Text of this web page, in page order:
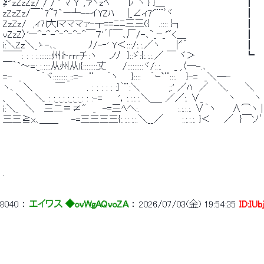
㌢zZzZz/ / / '´ﾏ Y´,ァヾzﾍ　 　 ﾚ^ヽ } }＿　　　　　　　　　 　 　 ┃　　　　
zZzZz/￣｀7~7`ー┴--イYZﾊ　　|_∠ィ7'¨¨ﾞヾ　　　　　　　　　　　 ┃
ZzZz/　,ィ7l大lマママァ-┬==ﾆﾆ三三({　 .:::: }┐　　　　　　　　　  ┃　　　　
vZzZ〉'ー^-^-^‐^‐^‐^￣７'´「￣､厂/-､`_ｰ_'"<＿　　　　　　　　　 ┃　
i:＼Zz＼_ゝ-､、　 　 　 ﾉ/-‐' Y＜:::/:.:.／ヽ　　 |'ﾞ´　　　　　　　 　 ┃　　　
￣￣: : : :.:::::::州iトrrrチ:ヽ 　 ノﾉ　}::ゞ:{:.:.:.／ ￣ ヾ＞　　　　　　　  ┗　　
￣｀`～=:_:.::::从州从l{::::::::丈　　 /:::::::::ヾ/:.:. 　 _ ,〈─-.､
=-　_　　　｀ヾ::::::::_::=-　¨ 　 ｀ヽ　　}::::　 ｀ｰ`¨:::.　 }-=　_＼─-
ヽ､　 ＼　　　 ￣　　　 . : : : : : :}｀¨:＼　　　　 ;:' ／ﾊ　／　 ＼.　　 ＼
、　＼　 ＼. : :_:_:_:_:_:_: : :-=　　 '，:.:.:.:.＼＿_ ／／:. ∨_　　 　 ヽ　 　 ヽ
i:＼_　＼　 三二≡≠"　_　-=三ﾍヘ:.　　　　 　 :.:.:.:. ∨｀ヽ　　 ∧⌒ヽ
三三≧x､＿＿　　-=三三三三{:.:.:.:.:.＼__／　 　 :.:.:.:. }＜　　／　}￣
8040 ： エイワス ◆ovWgAQvoZA ： 2026/07/03(金) 19:54:35